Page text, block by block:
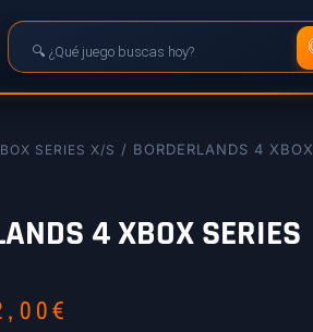
SERIES X/S / BORDERLANDS 4 XBOX
4 XBOX SERIES
€